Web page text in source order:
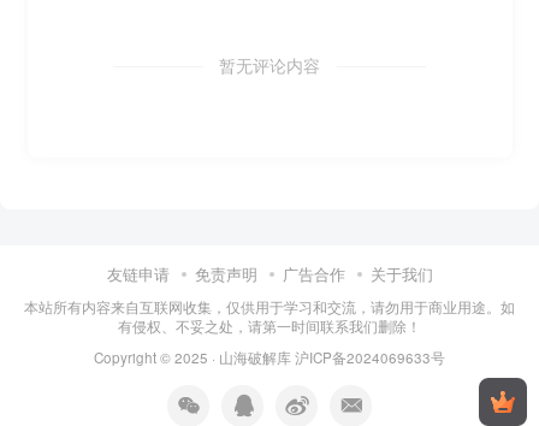
暂无评论内容
友链申请 免责声明 广告合作 关于我们
本站所有内容来自互联网收集，仅供用于学习和交流，请勿用于商业用途。如
有侵权、不妥之处，请第一时间联系我们删除！
Copyright © 2025 · 山海破解库沪ICP备2024069633号